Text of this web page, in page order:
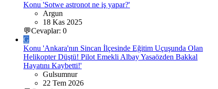
Konu 'Sotwe astronot ne iş yapar?'
Argun
18 Kas 2025
💬Cevaplar: 0
G
Konu 'Ankara'nın Sincan İlçesinde Eğitim Uçuşunda Olan
Helikopter Düştü! Pilot Emekli Albay Yasaözden Bakkal
Hayatını Kaybetti!'
Gulsumnur
22 Tem 2026